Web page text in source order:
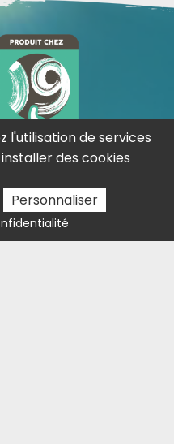
Les Cabannes
l'utilisation de services
des cookies
Personnaliser